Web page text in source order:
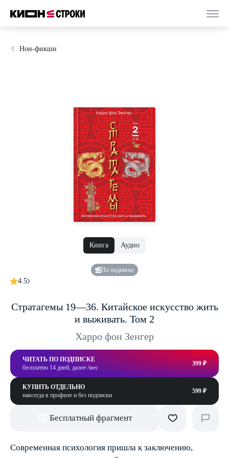
Нон-фикшн
Книга Аудио
По подписке
4.5
Стратагемы 19—36. Китайское искусство жить
и выживать. Том 2
Харро фон Зенгер
ЧИТАТЬ ПО ПОДПИСКЕ
бесплатно 14 дней, далее /мес
399 ₽
КУПИТЬ ОТДЕЛЬНО
навсегда в профиле и без подписки
599 ₽
Бесплатный фрагмент
Современная психология пришла к заключению,